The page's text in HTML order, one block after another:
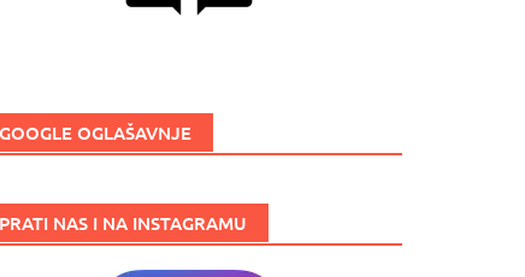
GOOGLE OGLAŠAVNJE
PRATI NAS I NA INSTAGRAMU